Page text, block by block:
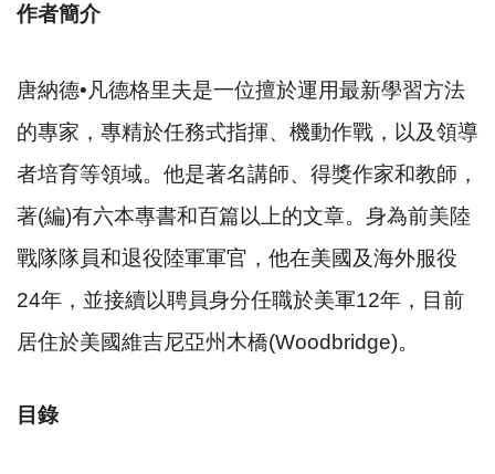
作者簡介
唐納德•凡德格里夫是一位擅於運用最新學習方法
的專家，專精於任務式指揮、機動作戰，以及領導
者培育等領域。他是著名講師、得獎作家和教師，
著(編)有六本專書和百篇以上的文章。身為前美陸
戰隊隊員和退役陸軍軍官，他在美國及海外服役
24年，並接續以聘員身分任職於美軍12年，目前
居住於美國維吉尼亞州木橋(Woodbridge)。
目錄